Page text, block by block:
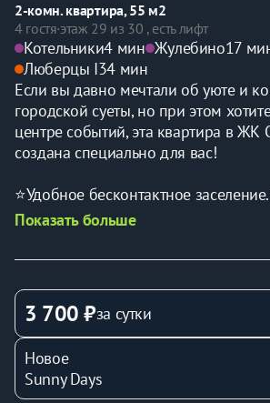
2-комн. квартира, 55 м2
4 гостя·этаж 29 из 30 , есть лифт
Котельники4 мин Жулебино17
Люберцы I34 мин
Если вы давно мечтали об уюте и
городской суеты, но при этом
центре событий, эта квартира в ЖК
создана специально для вас!
⭐Удобное беcконтактноe
очереди и ожидания — всё
⭐Возможность проживания до 4-х
друзьями.
⭐Отличное расположение для
спокойный район идеально
отдыха, так и для деловой поездки.
Показать больше
3 700 ₽за сутки
Новое
Sunny Days